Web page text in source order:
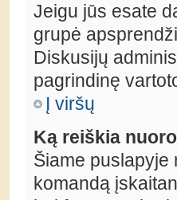
Jeigu jūs esate
grupė
Diskusijų
pagrindinę
Į viršų
Ką reiškia
Šiame
komandą